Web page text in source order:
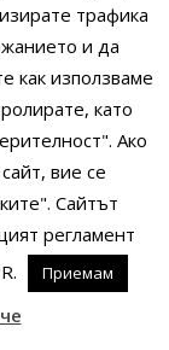
byWe Work With
трафика
и да
как използваме
като
Ако
вие се
Сайтът
регламент
Приемам